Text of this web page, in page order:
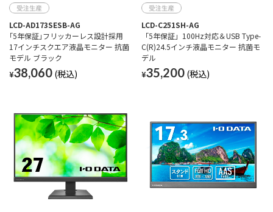
LCD-AD173SESB-AG
｢5年保証｣フリッカーレス設計採用
17インチスクエア液晶モニター 抗菌
モデル ブラック
¥38,060
LCD-C251SH-AG
「5年保証」100Hz対応＆USB Type-
C(R)24.5インチ液晶モニター 抗菌モ
デル
¥35,200